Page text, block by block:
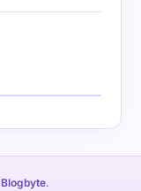
Blogbyte.